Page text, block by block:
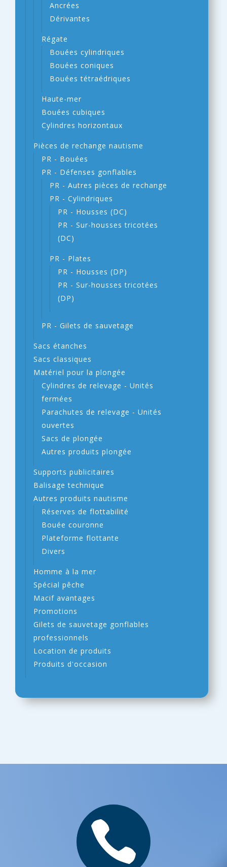
Ancrées
Dérivantes
Régate
Bouées cylindriques
Bouées coniques
Bouées tétraédriques
Haute-mer
Bouées cubiques
Cylindres horizontaux
Pièces de rechange nautisme
PR - Bouées
PR - Défenses gonflables
PR - Autres pièces de rechange
PR - Cylindriques
PR - Housses (DC)
PR - Sur-housses tricotées
(DC)
PR - Plates
PR - Housses (DP)
PR - Sur-housses tricotées
(DP)
PR - Gilets de sauvetage
Sacs étanches
Sacs classiques
Matériel pour la plongée
Cylindres de relevage - Unités
fermées
Parachutes de relevage - Unités
ouvertes
Sacs de plongée
Autres produits plongée
Supports publicitaires
Balisage technique
Autres produits nautisme
Réserves de flottabilité
Bouée couronne
Plateforme flottante
Divers
Homme à la mer
Spécial pêche
Macif avantages
Promotions
Gilets de sauvetage gonflables
professionnels
Location de produits
Produits d'occasion
